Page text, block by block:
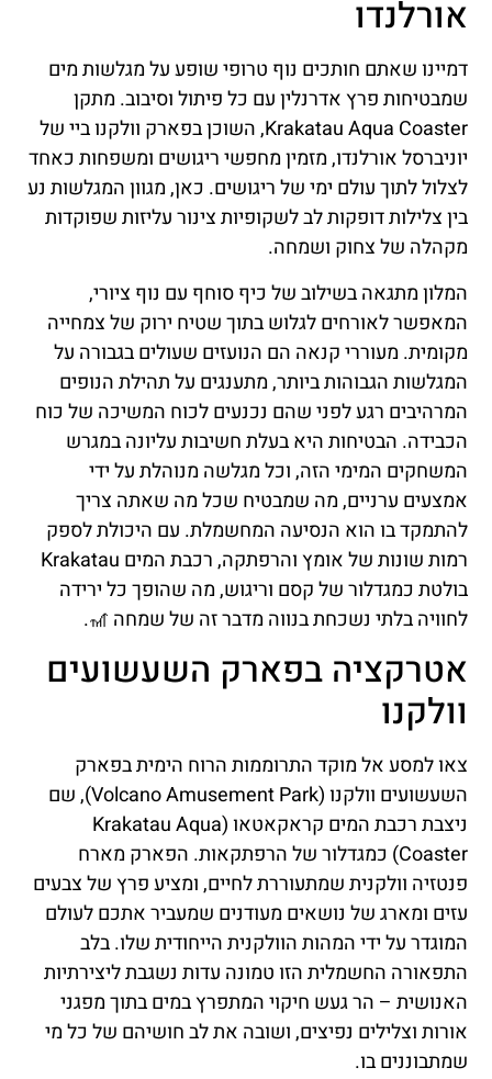
אורלנדו
דמיינו שאתם חותכים נוף טרופי שופע על מגלשות מים
שמבטיחות פרץ אדרנלין עם כל פיתול וסיבוב. מתקן
Krakatau Aqua Coaster, השוכן בפארק וולקנו ביי של
יוניברסל אורלנדו, מזמין מחפשי ריגושים ומשפחות כאחד
לצלול לתוך עולם ימי של ריגושים. כאן, מגוון המגלשות נע
בין צלילות דופקות לב לשקופיות צינור עליזות שפוקדות
מקהלה של צחוק ושמחה.
המלון מתגאה בשילוב של כיף סוחף עם נוף ציורי,
המאפשר לאורחים לגלוש בתוך שטיח ירוק של צמחייה
מקומית. מעוררי קנאה הם הנועזים שעולים בגבורה על
המגלשות הגבוהות ביותר, מתענגים על תהילת הנופים
המרהיבים רגע לפני שהם נכנעים לכוח המשיכה של כוח
הכבידה. הבטיחות היא בעלת חשיבות עליונה במגרש
המשחקים המימי הזה, וכל מגלשה מנוהלת על ידי
אמצעים ערניים, מה שמבטיח שכל מה שאתה צריך
להתמקד בו הוא הנסיעה המחשמלת. עם היכולת לספק
רמות שונות של אומץ והרפתקה, רכבת המים Krakatau
בולטת כמגדלור של קסם וריגוש, מה שהופך כל ירידה
לחוויה בלתי נשכחת בנווה מדבר זה של שמחה 🎢.
אטרקציה בפארק השעשועים
וולקנו
צאו למסע אל מוקד התרוממות הרוח הימית בפארק
השעשועים וולקנו (Volcano Amusement Park), שם
ניצבת רכבת המים קראקאטאו (Krakatau Aqua
Coaster) כמגדלור של הרפתקאות. הפארק מארח
פנטזיה וולקנית שמתעוררת לחיים, ומציע פרץ של צבעים
עזים ומארג של נושאים מעודנים שמעביר אתכם לעולם
המוגדר על ידי המהות הוולקנית הייחודית שלו. בלב
התפאורה החשמלית הזו טמונה עדות נשגבת ליצירתיות
האנושית – הר געש חיקוי המתפרץ במים בתוך מפגני
אורות וצלילים נפיצים, ושובה את לב חושיהם של כל מי
שמתבוננים בו.